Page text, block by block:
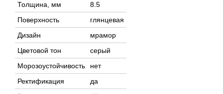
Толщина, мм
8.5
Поверхность
глянцевая
Дизайн
мрамор
Цветовой тон
серый
Морозоустойчивость
нет
Ректификация
да